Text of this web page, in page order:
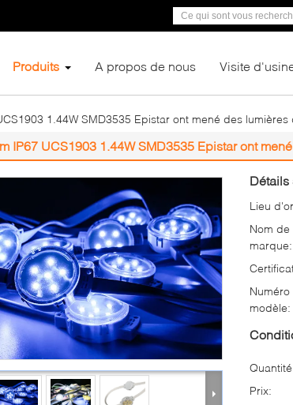
Produits A propos de nous Visite
1.44W SMD3535 Epistar ont mené des lumières
IP67 UCS1903 1.44W SMD3535 Epistar ont
Détails
Lieu
Nom de
marque:
Numéro
modèle:
Prix: